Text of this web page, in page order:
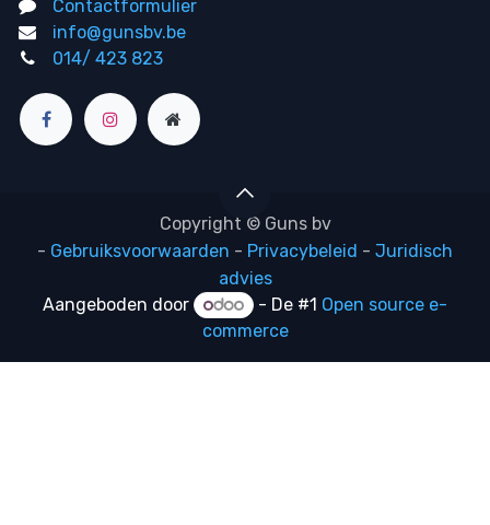
Contactformulier
info@gunsbv.be
014/ 423 823
Copyright © Guns bv
- Gebruiksvoorwaarden - Privacybeleid - Juridisch
advies
Aangeboden door
- De #1 Open source e-
commerce